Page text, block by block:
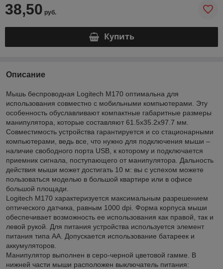
38,50 руб.
Купить
Описание
Мышь беспроводная Logitech M170 оптимальна для
использования совместно с мобильными компьютерами. Эту
особенность обуславливают компактные габаритные размеры
манипулятора, которые составляют 61.5x35.2x97.7 мм.
Совместимость устройства гарантируется и со стационарными
компьютерами, ведь все, что нужно для подключения мыши –
наличие свободного порта USB, к которому и подключается
приемник сигнала, поступающего от манипулятора. Дальность
действия мыши может достигать 10 м: вы с успехом можете
пользоваться моделью в большой квартире или в офисе
большой площади.
Logitech M170 характеризуется максимальным разрешением
оптического датчика, равным 1000 dpi. Форма корпуса мыши
обеспечивает возможность ее использования как правой, так и
левой рукой. Для питания устройства используется элемент
питания типа AA. Допускается использование батареек и
аккумуляторов.
Манипулятор выполнен в серо-черной цветовой гамме. В
нижней части мыши расположен выключатель питания: